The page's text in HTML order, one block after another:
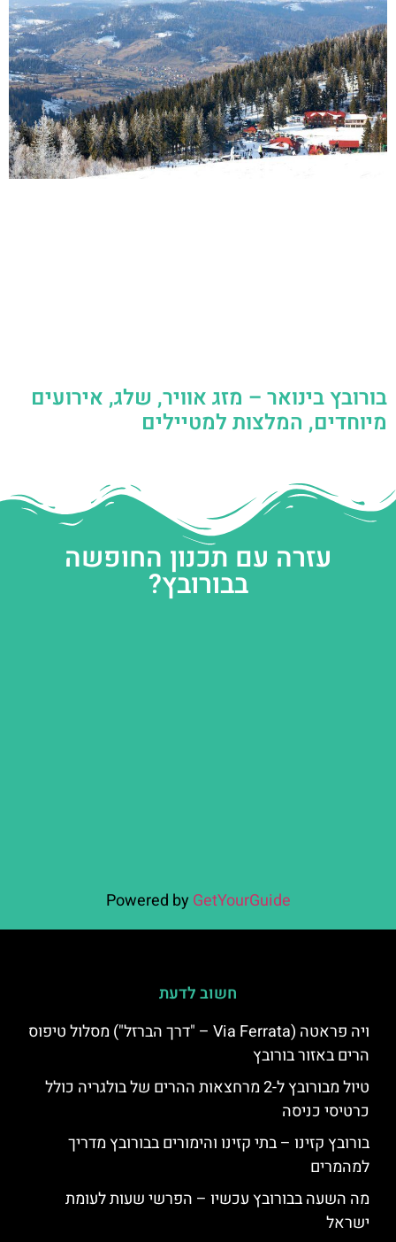
בורובץ בינואר – מזג אוויר, שלג, אירועים
מיוחדים, המלצות למטיילים
עזרה עם תכנון החופשה
בבורובץ?
Powered by GetYourGuide
חשוב לדעת
ויה פראטה (Via Ferrata – "דרך הברזל") מסלול טיפוס
הרים באזור בורובץ
טיול מבורובץ ל-2 מרחצאות ההרים של בולגריה כולל
כרטיסי כניסה
בורובץ קזינו – בתי קזינו והימורים בבורובץ מדריך
למהמרים
מה השעה בבורובץ עכשיו – הפרשי שעות לעומת
ישראל